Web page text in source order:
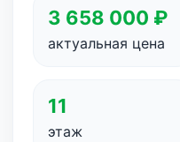
3 658 000 ₽
актуальная цена
11
этаж